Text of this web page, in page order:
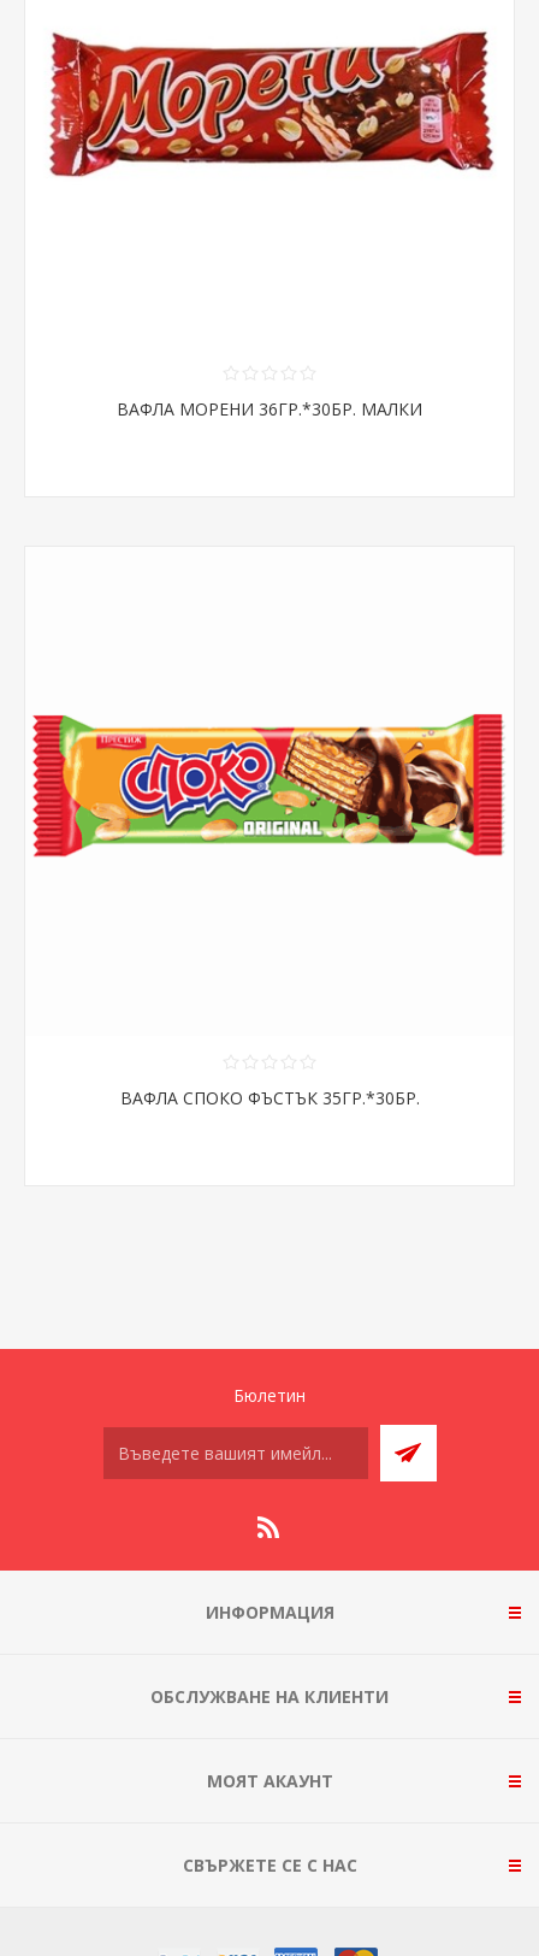
ВАФЛА МОРЕНИ 36ГР.*30БР. МАЛКИ
ВАФЛА СПОКО ФЪСТЪК 35ГР.*30БР.
Бюлетин
ИНФОРМАЦИЯ
ОБСЛУЖВАНЕ НА КЛИЕНТИ
МОЯТ АКАУНТ
СВЪРЖЕТЕ СЕ С НАС